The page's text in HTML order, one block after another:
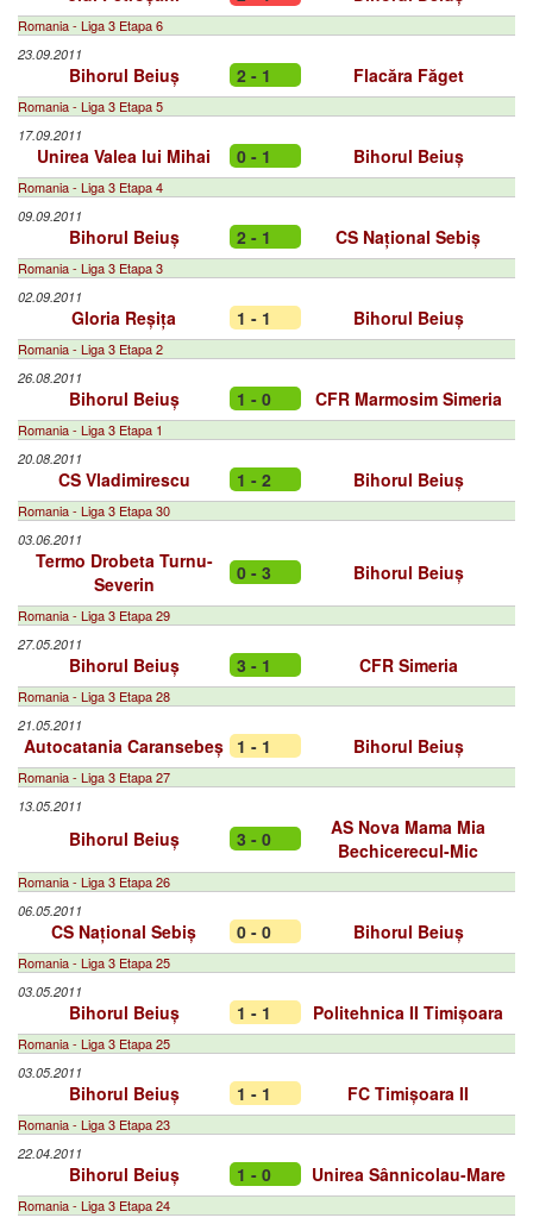
Romania - Liga 3 Etapa 6
23.09.2011
Bihorul Beiuș 2 - 1 Flacăra Făget
Romania - Liga 3 Etapa 5
17.09.2011
Unirea Valea lui Mihai 0 - 1 Bihorul Beiuș
Romania - Liga 3 Etapa 4
09.09.2011
Bihorul Beiuș 2 - 1 CS Național Sebiș
Romania - Liga 3 Etapa 3
02.09.2011
Gloria Reșița 1 - 1 Bihorul Beiuș
Romania - Liga 3 Etapa 2
26.08.2011
Bihorul Beiuș 1 - 0 CFR Marmosim Simeria
Romania - Liga 3 Etapa 1
20.08.2011
CS Vladimirescu 1 - 2 Bihorul Beiuș
Romania - Liga 3 Etapa 30
03.06.2011
Termo Drobeta Turnu-
Severin
0 - 3 Bihorul Beiuș
Romania - Liga 3 Etapa 29
27.05.2011
Bihorul Beiuș 3 - 1 CFR Simeria
Romania - Liga 3 Etapa 28
21.05.2011
Autocatania Caransebeș 1 - 1 Bihorul Beiuș
Romania - Liga 3 Etapa 27
13.05.2011
Bihorul Beiuș 3 - 0
AS Nova Mama Mia
Bechicerecul-Mic
Romania - Liga 3 Etapa 26
06.05.2011
CS Național Sebiș 0 - 0 Bihorul Beiuș
Romania - Liga 3 Etapa 25
03.05.2011
Bihorul Beiuș 1 - 1 Politehnica II Timișoara
Romania - Liga 3 Etapa 25
03.05.2011
Bihorul Beiuș 1 - 1 FC Timișoara II
Romania - Liga 3 Etapa 23
22.04.2011
Bihorul Beiuș 1 - 0 Unirea Sânnicolau-Mare
Romania - Liga 3 Etapa 24